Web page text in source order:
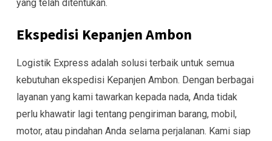
yang telah ditentukan.
Ekspedisi Kepanjen Ambon
Logistik Express adalah solusi terbaik untuk semua
kebutuhan ekspedisi Kepanjen Ambon. Dengan berbagai
layanan yang kami tawarkan kepada nada, Anda tidak
perlu khawatir lagi tentang pengiriman barang, mobil,
motor, atau pindahan Anda selama perjalanan. Kami siap